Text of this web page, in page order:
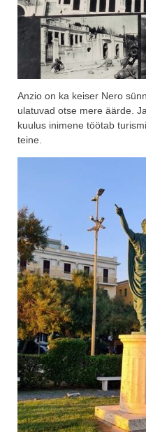
Anzio on ka keiser Nero
ulatuvad otse mere äärde.
kuulus inimene töötab
teine.